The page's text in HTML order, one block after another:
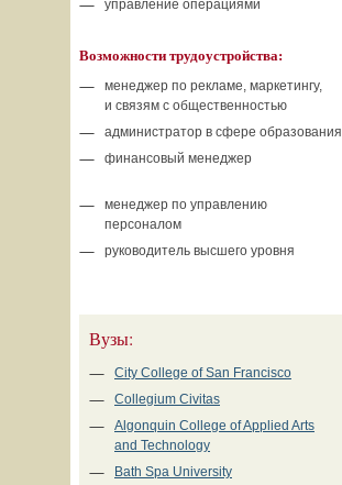
управление операциями
Возможности трудоустройства:
менеджер по рекламе, маркетингу,
и связям с общественностью
администратор в сфере образования
финансовый менеджер
менеджер по управлению
персоналом
руководитель высшего уровня
Вузы:
City College of San Francisco
Collegium Civitas
Algonquin College of Applied Arts
and Technology
Bath Spa University